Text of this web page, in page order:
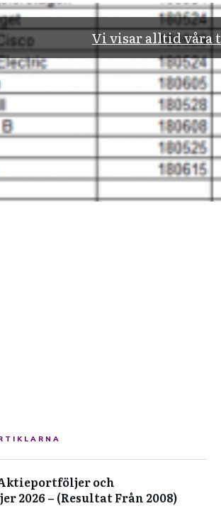
Vi visar alltid våra
och
2026 – (Resultat Från 2008)